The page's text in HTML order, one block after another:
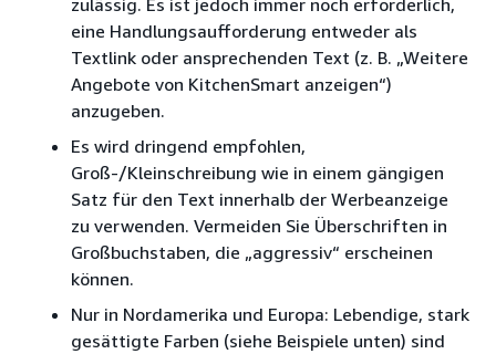
zulässig. Es ist jedoch immer noch erforderlich,
eine Handlungsaufforderung entweder als
Textlink oder ansprechenden Text (z. B. „Weitere
Angebote von KitchenSmart anzeigen“)
anzugeben.
Es wird dringend empfohlen,
Groß-/Kleinschreibung wie in einem gängigen
Satz für den Text innerhalb der Werbeanzeige
zu verwenden. Vermeiden Sie Überschriften in
Großbuchstaben, die „aggressiv“ erscheinen
können.
Nur in Nordamerika und Europa: Lebendige, stark
gesättigte Farben (siehe Beispiele unten) sind